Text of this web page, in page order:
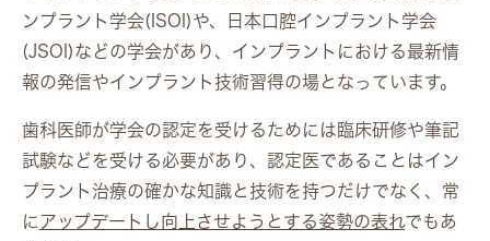
ンプラント学会(ISOI)や、日本口腔インプラント学会
(JSOI)などの学会があり、インプラントにおける最新情
報の発信やインプラント技術習得の場となっています。
歯科医師が学会の認定を受けるためには臨床研修や筆記
試験などを受ける必要があり、認定医であることはイン
プラント治療の確かな知識と技術を持つだけでなく、常
に アップデートし向上させようとする姿勢の表れでもあ